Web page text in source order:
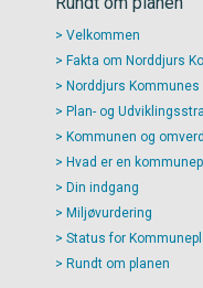
Velkommen
Fakta om Norddjurs
Norddjurs Kommunes
Plan- og
Kommunen og
Hvad er en
Din indgang
Miljøvurdering
Status for
Rundt om planen